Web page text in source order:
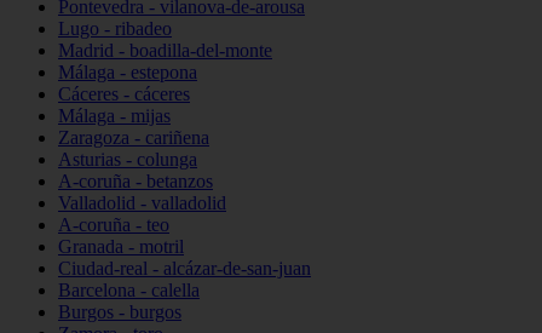
Pontevedra - vilanova-de-arousa
Lugo - ribadeo
Madrid - boadilla-del-monte
Málaga - estepona
Cáceres - cáceres
Málaga - mijas
Zaragoza - cariñena
Asturias - colunga
A-coruña - betanzos
Valladolid - valladolid
A-coruña - teo
Granada - motril
Ciudad-real - alcázar-de-san-juan
Barcelona - calella
Burgos - burgos